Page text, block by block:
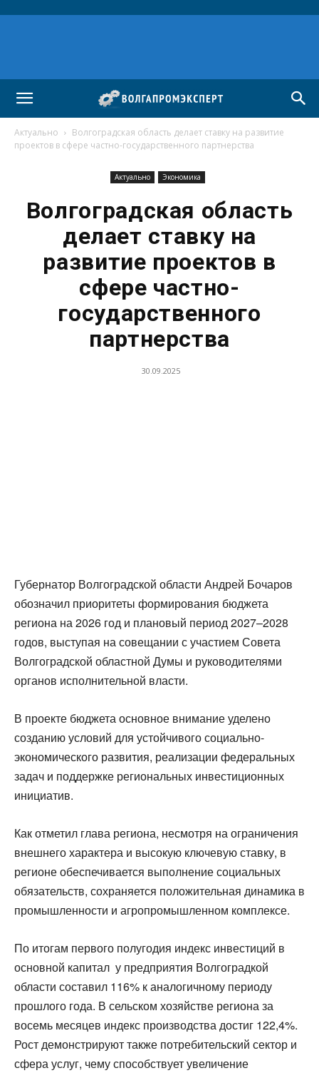
Актуально
Волгоградская область делает ставку на развитие
проектов в сфере частно-государственного партнерства
Актуально Экономика
Волгоградская область
делает ставку на
развитие проектов в
сфере частно-
государственного
партнерства
30.09.2025
Губернатор Волгоградской области Андрей Бочаров
обозначил приоритеты формирования бюджета
региона на 2026 год и плановый период 2027–2028
годов, выступая на совещании с участием Совета
Волгоградской областной Думы и руководителями
органов исполнительной власти.
В проекте бюджета основное внимание уделено
созданию условий для устойчивого социально-
экономического развития, реализации федеральных
задач и поддержке региональных инвестиционных
инициатив.
Как отметил глава региона, несмотря на ограничения
внешнего характера и высокую ключевую ставку, в
регионе обеспечивается выполнение социальных
обязательств, сохраняется положительная динамика в
промышленности и агропромышленном комплексе.
По итогам первого полугодия индекс инвестиций в
основной капитал у предприятия Волгоградкой
области составил 116% к аналогичному периоду
прошлого года. В сельском хозяйстве региона за
восемь месяцев индекс производства достиг 122,4%.
Рост демонстрируют также потребительский сектор и
сфера услуг, чему способствует увеличение